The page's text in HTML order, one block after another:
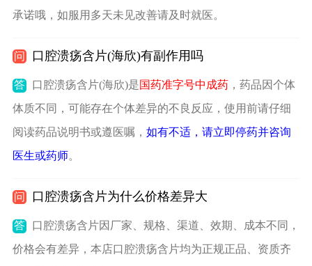
承诺哦，如服用多天未见改善请及时就医。
问 口腔溃疡含片(海欣)有副作用吗
答 口腔溃疡含片(海欣)是国药准字号中成药，药品因个体
体质不同，可能存在个体差异的不良反应，使用前请仔细
阅读药品说明书或遵医嘱， 如有不适，请立即停药并咨询
医生或药师。
问 口腔溃疡含片为什么价格差异大
答
口腔溃疡含片因厂家、规格、渠道、效期、成本不同，
价格会有差异，本店口腔溃疡含片均为正规正品、资质齐